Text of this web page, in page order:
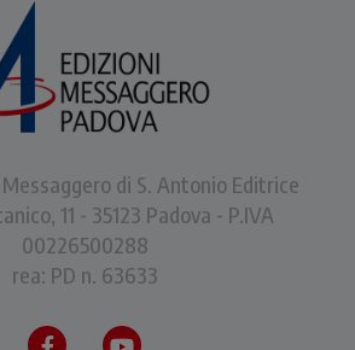
Messaggero di S. Antonio Editrice
11 - 35123 Padova - P.IVA
00226500288
rea: PD n. 63633